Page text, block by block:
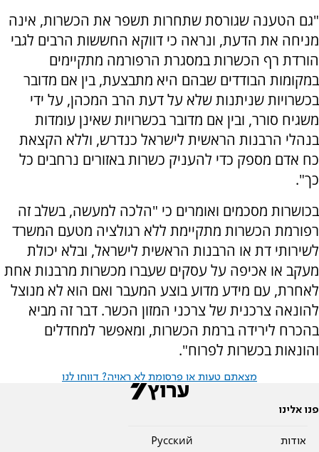
"גם הטענה שגורסת שתחרות תשפר את הכשרות, אינה
מניחה את הדעת, ונראה כי דווקא החששות הרבים לגבי
הורדת רף הכשרות במסגרת הרפורמה מתקיימים
במקומות הבודדים שבהם היא מתבצעת, בין אם מדובר
בכשרויות שניתנות שלא על דעת הרב המכהן, על ידי
משגיח סורר, ובין אם מדובר בכשרויות שאינן עומדות
בנהלי הרבנות הראשית לישראל כנדרש, וללא הקצאת
כח אדם מספק כדי להעניק כשרות באזורים נרחבים כל
כך".
בכושרות מסכמים ואומרים כי "הלכה למעשה, בשלב זה
רפורמת הכשרות מתקיימת ללא רגולציה מטעם המשרד
לשירותי דת או הרבנות הראשית לישראל, ובלא יכולת
מעקב או אכיפה על עסקים שעברו מכשרות מרבנות אחת
לאחרת, עם מידע מדוע בוצע המעבר ואם הוא לא מנוצל
להונאה צרכנית של צרכני המזון הכשר. דבר זה מביא
בהכרח לירידה ברמת הכשרות, ומאפשר למחדלים
והונאות בכשרות לפרוח".
מצאתם טעות או פרסומת לא ראויה? דווחו לנו
פנו אלינו
אודות
Pусский